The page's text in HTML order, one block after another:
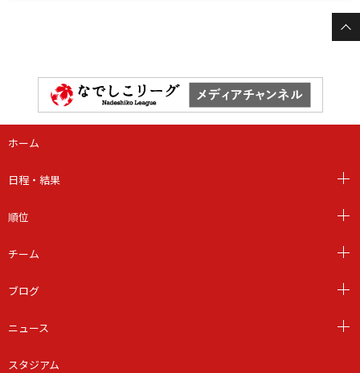
ホーム
日程・結果
順位
チーム
ブログ
ニュース
スタジアム